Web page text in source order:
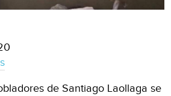
de Santiago Laollaga se